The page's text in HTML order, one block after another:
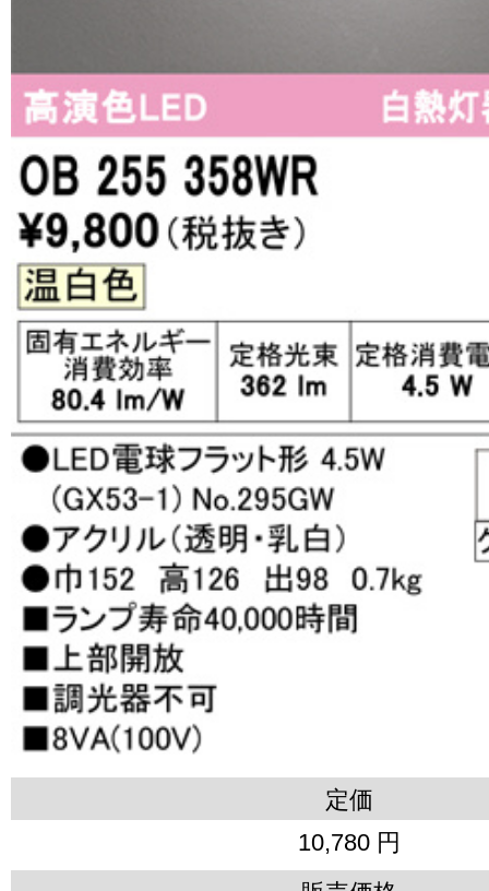
定価
10,780 円